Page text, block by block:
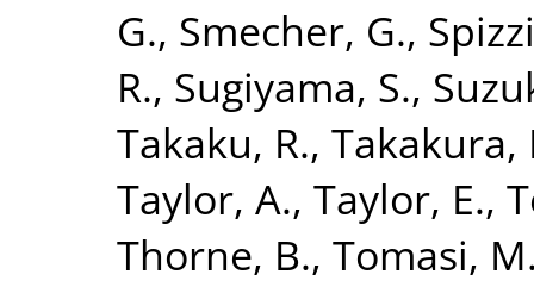
G., Smecher, G.,
R., Sugiyama, S.,
Takaku, R., Takakura,
Taylor, A., Taylor, E.,
Thorne, B., Tomasi,